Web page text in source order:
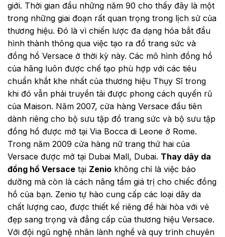
giới. Thời gian đầu những năm 90 cho thấy đây là một
trong những giai đoạn rất quan trọng trong lịch sử của
thương hiệu. Đó là vì chiến lược đa dạng hóa bắt đầu
hình thành thông qua việc tạo ra đồ trang sức và
đồng hồ Versace ở thời kỳ này. Các mô hình đồng hồ
của hãng luôn được chế tạo phù hợp với các tiêu
chuẩn khắt khe nhất của thương hiệu Thụy Sĩ trong
khi đó vẫn phải truyền tải được phong cách quyến rũ
của Maison. Năm 2007, cửa hàng Versace đầu tiên
dành riêng cho bộ sưu tập đồ trang sức và bộ sưu tập
đồng hồ được mở tại Via Bocca di Leone ở Rome.
Trong năm 2009 cửa hàng nữ trang thứ hai của
Versace được mở tại Dubai Mall, Dubai. Thay dây da
đồng hồ Versace tại Zenio không chỉ là việc bảo
dưỡng mà còn là cách nâng tầm giá trị cho chiếc đồng
hồ của bạn. Zenio tự hào cung cấp các loại dây da
chất lượng cao, được thiết kế riêng để hài hòa với vẻ
đẹp sang trọng và đẳng cấp của thương hiệu Versace.
Với đội ngũ nghệ nhân lành nghề và quy trình chuyên